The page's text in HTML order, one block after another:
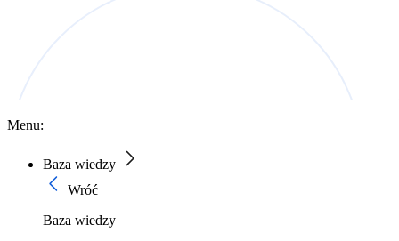
Menu:
Baza wiedzy
Wróć
Baza wiedzy